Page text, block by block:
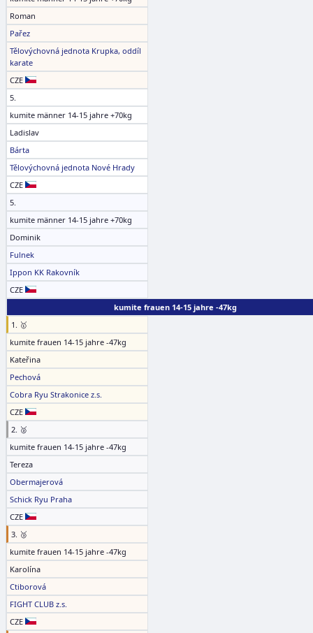
Roman
Pařez
Tělovýchovná jednota Krupka, oddíl
karate
CZE
5.
kumite männer 14-15 jahre +70kg
Ladislav
Bárta
Tělovýchovná jednota Nové Hrady
CZE
5.
kumite männer 14-15 jahre +70kg
Dominik
Fulnek
Ippon KK Rakovník
CZE
kumite frauen 14-15 jahre -47kg
1. 🥇
kumite frauen 14-15 jahre -47kg
Kateřina
Pechová
Cobra Ryu Strakonice z.s.
CZE
2. 🥈
kumite frauen 14-15 jahre -47kg
Tereza
Obermajerová
Schick Ryu Praha
CZE
3. 🥉
kumite frauen 14-15 jahre -47kg
Karolína
Ctiborová
FIGHT CLUB z.s.
CZE